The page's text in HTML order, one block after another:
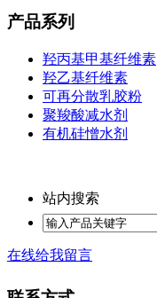
产品系列
羟丙基甲基纤维素
羟乙基纤维素
可再分散乳胶粉
聚羧酸减水剂
有机硅憎水剂
站内搜索
在线给我留言